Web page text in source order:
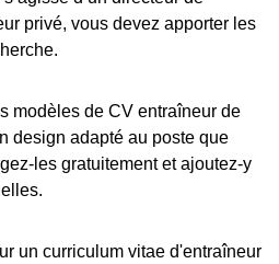
privé, vous devez apporter les
modèles de CV entraîneur de
design adapté au poste que
les gratuitement et ajoutez-y
un curriculum vitae d'entraîneur